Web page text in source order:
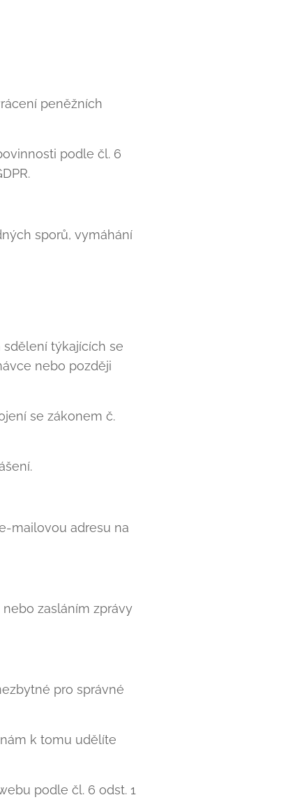
peněžních
podle čl. 6
sporů, vymáhání
týkajících se
nebo později
se zákonem č.
mailovou adresu na
zasláním zprávy
pro správné
k tomu udělíte
podle čl. 6 odst. 1